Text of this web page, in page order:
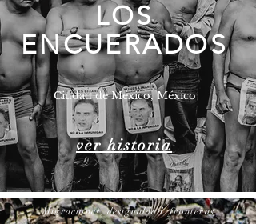
LOS
ENCUERADOS
Ciudad de México, México
ver historia
Migraciones, desigualdad, fronteras